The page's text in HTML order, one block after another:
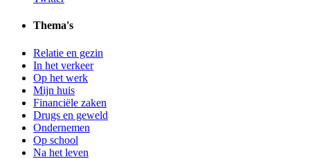
Thema's
Relatie en gezin
In het verkeer
Op het werk
Mijn huis
Financiële zaken
Drugs en geweld
Ondernemen
Op school
Na het leven